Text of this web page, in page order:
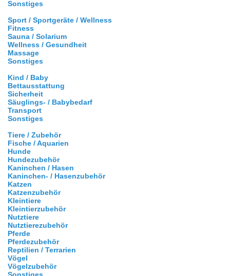
Sonstiges
Sport / Sportgeräte / Wellness
Fitness
Sauna / Solarium
Wellness / Gesundheit
Massage
Sonstiges
Kind / Baby
Bettausstattung
Sicherheit
Säuglings- / Babybedarf
Transport
Sonstiges
Tiere / Zubehör
Fische / Aquarien
Hunde
Hundezubehör
Kaninchen / Hasen
Kaninchen- / Hasenzubehör
Katzen
Katzenzubehör
Kleintiere
Kleintierzubehör
Nutztiere
Nutztierezubehör
Pferde
Pferdezubehör
Reptilien / Terrarien
Vögel
Vögelzubehör
Sonstiges